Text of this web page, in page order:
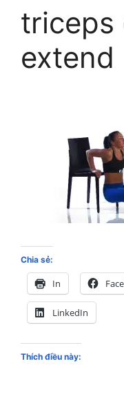
triceps
extend
Chia sẻ:
In
LinkedIn
Thích điều này: